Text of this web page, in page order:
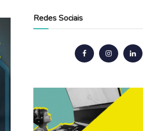
Redes Sociais